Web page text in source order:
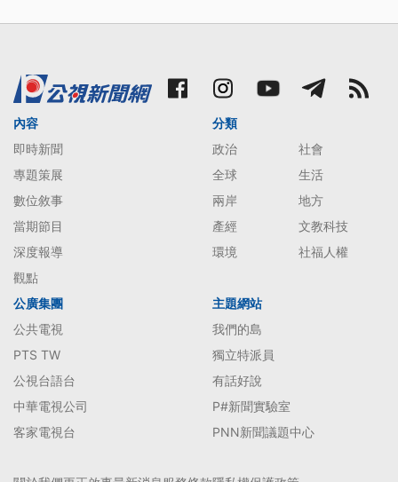
內容
即時新聞
專題策展
數位敘事
當期節目
深度報導
觀點
分類
政治
社會
全球
生活
兩岸
地方
產經
文教科技
環境
社福人權
公廣集團
公共電視
PTS TW
公視台語台
中華電視公司
客家電視台
主題網站
我們的島
獨立特派員
有話好說
P#新聞實驗室
PNN新聞議題中心